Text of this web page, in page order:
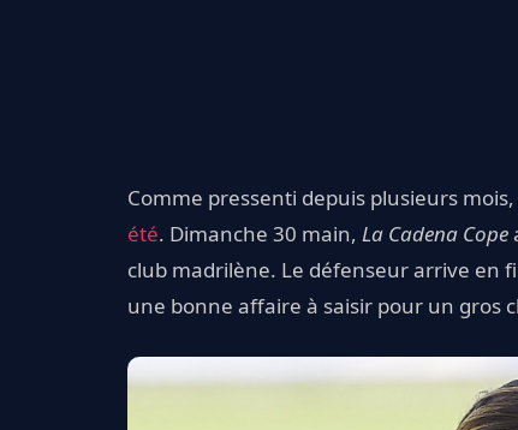
Comme pressenti depuis plusieurs mois,
été. Dimanche 30 main, La Cadena Cope
club madrilène. Le défenseur arrive en
une bonne affaire à saisir pour un gros